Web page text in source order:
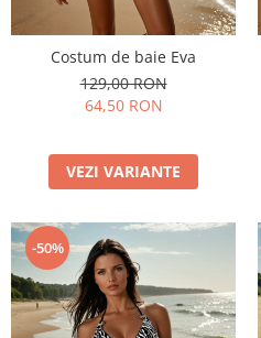
Costum de baie Eva
129,00 RON
64,50 RON
VEZI VARIANTE
-50%